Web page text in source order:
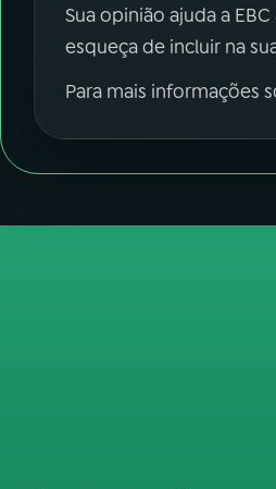
Sua opinião ajuda a
esqueça de incluir na
Para mais informações